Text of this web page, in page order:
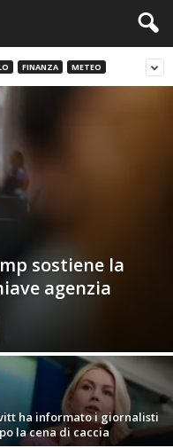
FINANZA METEO
sostiene la
agenzia
ha informato i giornalisti
la cena di caccia